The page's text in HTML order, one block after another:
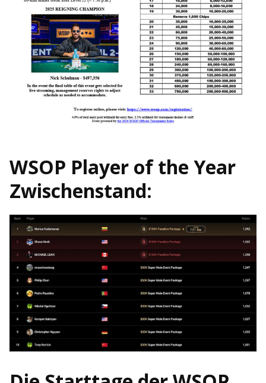
WSOP Player of the Year
Zwischenstand: